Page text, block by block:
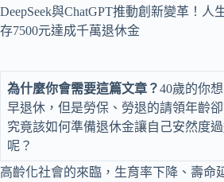
DeepSeek與ChatGPT推動創新變革！人
存7500元達成千萬退休金
為什麼你會需要這篇文章？40歲的你
早退休，但是勞保、勞退的請領年齡卻
究竟該如何準備退休金讓自己安然度
呢？
高齡化社會的來臨，生育率下降、壽命